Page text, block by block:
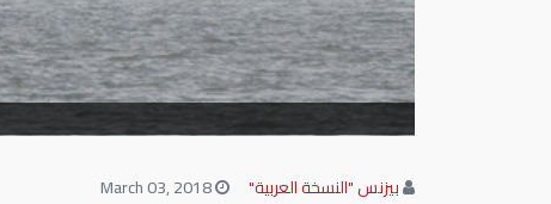
بيزنس "النسخة العربية"